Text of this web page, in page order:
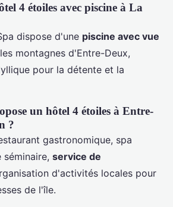
4 étoiles avec piscine à La
dispose d'une piscine avec vue
montagnes d'Entre-Deux,
pour la détente et la
un hôtel 4 étoiles à Entre-
?
gastronomique, spa
séminaire, service de
d'activités locales pour
de l'île.